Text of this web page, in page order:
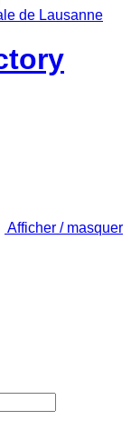
Afficher / masquer